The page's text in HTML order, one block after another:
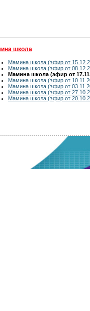
школа
Мамина школа (эфир от
Мамина школа (эфир от
Мамина школа (эфир от
Мамина школа (эфир от
Мамина школа (эфир от
Мамина школа (эфир от
Мамина школа (эфир от